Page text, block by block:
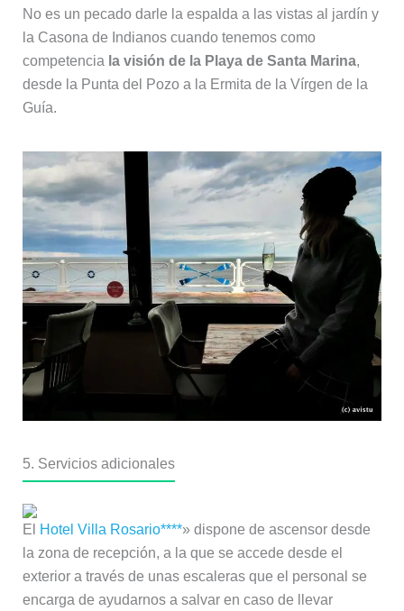
No es un pecado darle la espalda a las vistas al jardín y
la Casona de Indianos cuando tenemos como
competencia la visión de la Playa de Santa Marina,
desde la Punta del Pozo a la Ermita de la Vírgen de la
Guía.
5. Servicios adicionales
El Hotel Villa Rosario****» dispone de ascensor desde
la zona de recepción, a la que se accede desde el
exterior a través de unas escaleras que el personal se
encarga de ayudarnos a salvar en caso de llevar